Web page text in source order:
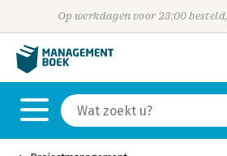
Op werkdagen voor 23:00